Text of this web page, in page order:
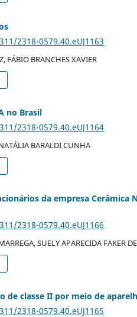
2318-0579.40.eUJ1163
FÁBIO BRANCHES XAVIER
no Brasil
2318-0579.40.eUJ1164
BARALDI CUNHA
da empresa Cerâmica
2318-0579.40.eUJ1166
SUELY APARECIDA FAKER
de classe II por meio de
2318-0579.40.eUJ1165